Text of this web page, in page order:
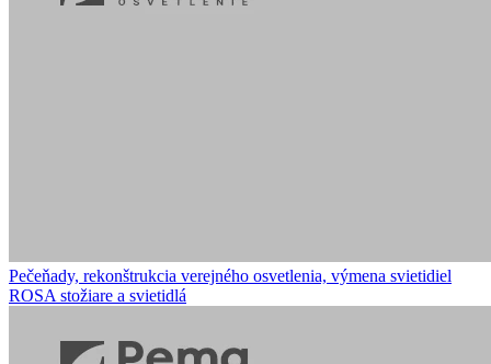
Pečeňady, rekonštrukcia verejného osvetlenia, výmena svietidiel
ROSA stožiare a svietidlá